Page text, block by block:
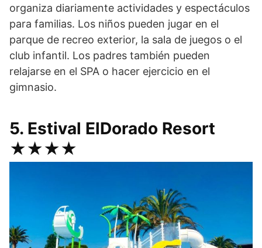
organiza diariamente actividades y espectáculos
para familias. Los niños pueden jugar en el
parque de recreo exterior, la sala de juegos o el
club infantil. Los padres también pueden
relajarse en el SPA o hacer ejercicio en el
gimnasio.
5. Estival ElDorado Resort
★★★★